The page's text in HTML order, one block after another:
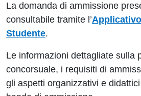
La domanda di ammissione
consultabile tramite l’
Studente.
Le informazioni dettagliate sulla
concorsuale, i requisiti di
gli aspetti organizzativi e